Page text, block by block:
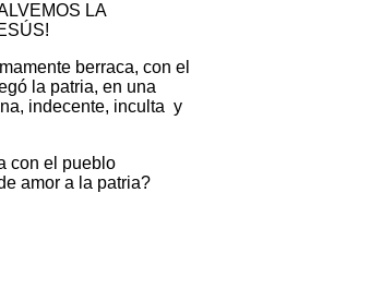
LA
berraca, con el
la patria, en una
indecente, inculta y
con el pueblo
amor a la patria?